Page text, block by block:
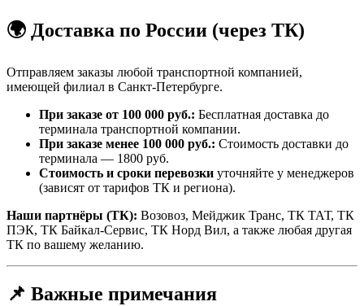
🌍 Доставка по России (через ТК)
Отправляем заказы любой транспортной компанией,
имеющей филиал в Санкт-Петербурге.
При заказе от 100 000 руб.: Бесплатная доставка до
терминала транспортной компании.
При заказе менее 100 000 руб.: Стоимость доставки до
терминала — 1800 руб.
Стоимость и сроки перевозки уточняйте у менеджеров
(зависят от тарифов ТК и региона).
Наши партнёры (ТК): Возовоз, Мейджик Транс, ТК ТАТ, ТК
ПЭК, ТК Байкал-Сервис, ТК Норд Вил, а также любая другая
ТК по вашему желанию.
📌 Важные примечания